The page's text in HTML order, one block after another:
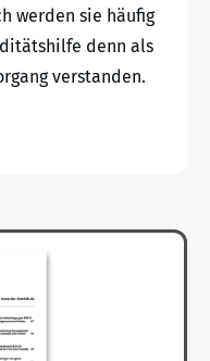
werden sie häufig
denn als
verstanden.